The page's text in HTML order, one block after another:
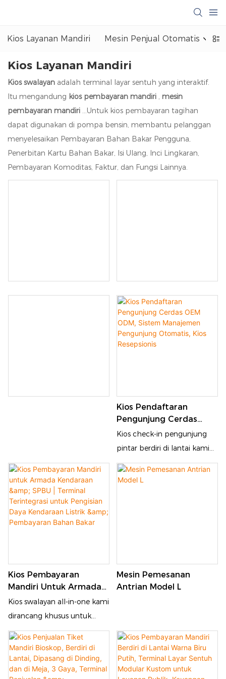
Kios Layanan Mandiri Mesin Penjual Otomatis
Kios Layanan Mandiri
Kios swalayan adalah terminal layar sentuh yang interaktif.
Itu mengandung kios pembayaran mandiri , mesin
pembayaran mandiri ...Untuk kios pembayaran tagihan
dapat digunakan di pompa bensin, membantu pelanggan
menyelesaikan Pembayaran Bahan Bakar Pengguna,
Penerbitan Kartu Bahan Bakar, Isi Ulang, Inci Lingkaran,
Pembayaran Komoditas, Faktur, dan Fungsi Lainnya.
Kios Pendaftaran
Pengunjung Cerdas
OEM ODM, Sistem
Manajemen Pengunjung
Resepsionis
Kios check-in pengunjung
pintar berdiri di lantai kami
adalah terminal resepsionis
swalayan serba guna yang
tradisional oleh resepsionis,
pengunjung dapat
mandiri di layar sentuh, yang
sangat mengurangi beban
kerja staf meja depan,
menghilangkan antrian, dan
Kios Pembayaran
Mandiri Untuk Armada
Kendaraan & SPBU |
Terminal Terintegrasi
Kendaraan Listrik &
Pembayaran Bahan
Bakar
Kios swalayan all-in-one kami
dirancang khusus untuk
pusat layanan armada,
SPBU, dan stasiun layanan
energi baru. Pengemudi
dapat menggesek kartu
Mesin Pemesanan
Antrian Model L